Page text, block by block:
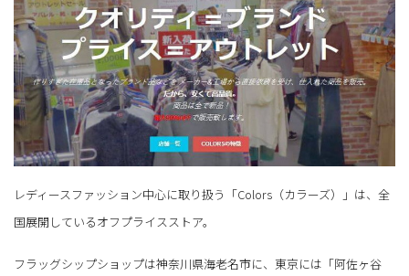
レディースファッション中心に取り扱う「Colors（カラーズ）」は、全
国展開しているオフプライスストア。
フラッグシップショップは神奈川県海老名市に、東京には「阿佐ヶ谷